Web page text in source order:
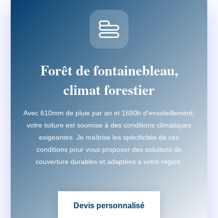
Forêt de fontainebleau,
climat forestier
Avec 610mm de pluie par an et 1680h d'ensoleillement,
votre toiture est soumise à des conditions climatiques
exigeantes. Je maîtrise les spécificités de ces
conditions pour vous proposer des solutions de
couverture durables et adaptées à votre région.
Devis personnalisé